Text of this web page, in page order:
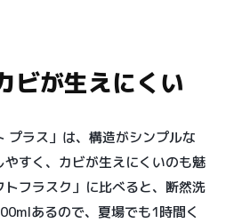
ビが生えにくい
プラス」は、構造がシンプルな
すく、カビが生えにくいのも魅
フラスク」に比べると、断然洗
あるので、夏場でも1時間く